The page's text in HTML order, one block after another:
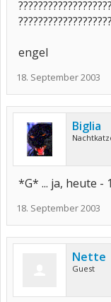
engel
18. September 2003
Biglia
*G* ... ja, heute -
18. September 2003
Nette
Guest